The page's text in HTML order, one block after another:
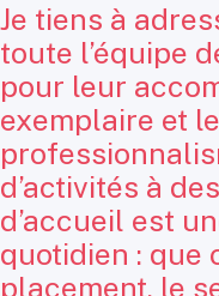
Je tiens à
toute l’équipe
pour leur
exemplaire et
d’activités à
d’accueil est
quotidien : que
placement, le